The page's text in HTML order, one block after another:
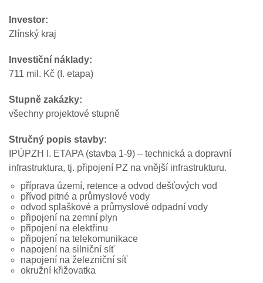
Investor:
Zlínský kraj
Investiční náklady:
711 mil. Kč (I. etapa)
Stupně zakázky:
všechny projektové stupně
Stručný popis stavby:
IPÚPZH I. ETAPA (stavba 1-9) – technická a dopravní
infrastruktura, tj. připojení PZ na vnější infrastrukturu.
příprava území, retence a odvod dešťových vod
přívod pitné a průmyslové vody
odvod splaškové a průmyslové odpadní vody
připojení na zemní plyn
připojení na elektřinu
připojení na telekomunikace
napojení na silniční síť
napojení na železniční síť
okružní křižovatka